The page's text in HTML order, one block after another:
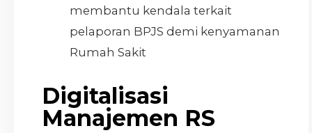
membantu kendala terkait
pelaporan BPJS demi kenyamanan
Rumah Sakit
Digitalisasi
Manajemen RS